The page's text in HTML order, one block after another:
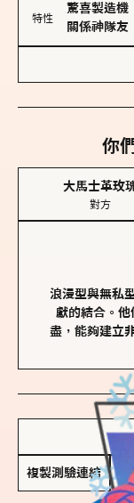
特性
驚喜製造機
關係神隊友
你
大馬士革玫
對方
浪漫型與無私
獻的結合。他
盡，能夠建立
複製測驗連結